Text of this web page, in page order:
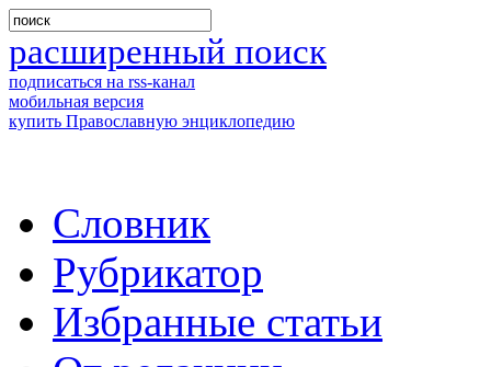
расширенный поиск
подписаться на rss-канал
мобильная версия
купить Православную энциклопедию
Словник
Рубрикатор
Избранные статьи